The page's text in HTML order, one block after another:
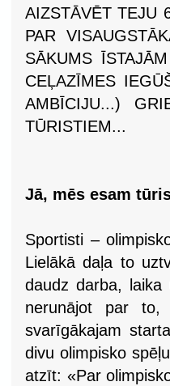
AIZSTĀVĒT TEJU
PAR
SĀKUMS
CEĻAZĪMES
AMBĪCIJU...)
TŪRISTIEM...
Jā, mēs esam
Sportisti –
Lielākā daļa to
daudz darba,
nerunājot par
svarīgākajam
divu olimpisko
atzīt: «Par